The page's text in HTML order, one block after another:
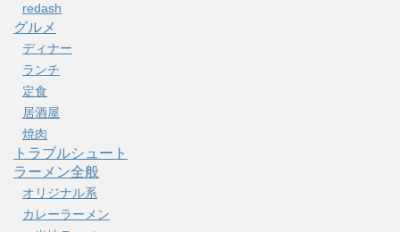
redash
グルメ
ディナー
ランチ
定食
居酒屋
焼肉
トラブルシュート
ラーメン全般
オリジナル系
カレーラーメン